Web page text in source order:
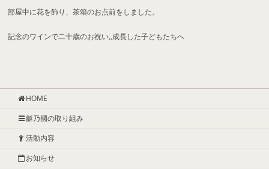
部屋中に花を飾り、茶箱のお点前をしました。
記念のワインで二十歳のお祝い,,成長した子どもたちへ
HOME
龢乃國の取り組み
活動内容
お知らせ